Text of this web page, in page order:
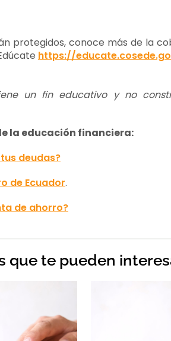
protegidos, conoce más de la
https://
un fin educativo y no
la educación financiera:
deudas?
de Ecuador.
de ahorro?
que te pueden